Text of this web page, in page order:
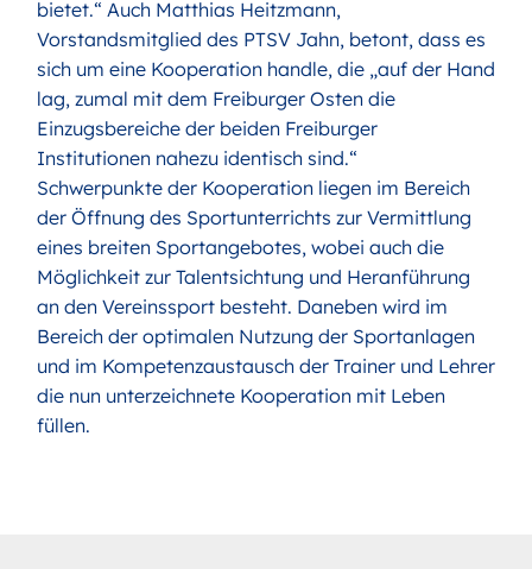
bietet.“ Auch Matthias Heitzmann,
Vorstandsmitglied des PTSV Jahn, betont, dass es
sich um eine Kooperation handle, die „auf der Hand
lag, zumal mit dem Freiburger Osten die
Einzugsbereiche der beiden Freiburger
Institutionen nahezu identisch sind.“
Schwerpunkte der Kooperation liegen im Bereich
der Öffnung des Sportunterrichts zur Vermittlung
eines breiten Sportangebotes, wobei auch die
Möglichkeit zur Talentsichtung und Heranführung
an den Vereinssport besteht. Daneben wird im
Bereich der optimalen Nutzung der Sportanlagen
und im Kompetenzaustausch der Trainer und Lehrer
die nun unterzeichnete Kooperation mit Leben
füllen.